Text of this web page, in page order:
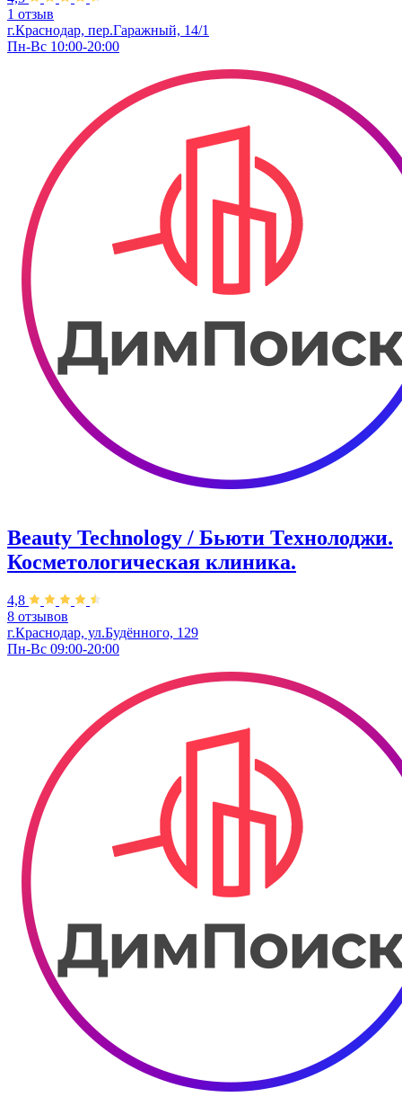
1 отзыв
г.Краснодар, пер.Гаражный, 14/1
Пн-Вс 10:00-20:00
Beauty Technology / Бьюти Технолоджи.
Косметологическая клиника.
4,8
8 отзывов
г.Краснодар, ул.Будённого, 129
Пн-Вс 09:00-20:00